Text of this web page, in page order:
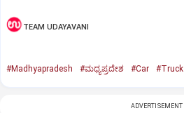
TEAM UDAYAVANI
#Madhyapradesh #ಮಧ್ಯಪ್ರದೇಶ #Car #Truck
ADVERTISEMENT